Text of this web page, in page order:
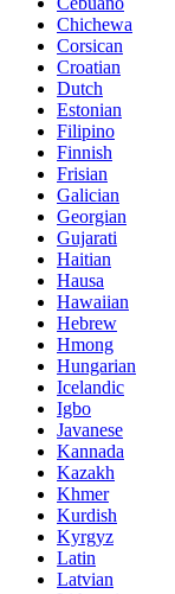
Chichewa
Corsican
Croatian
Dutch
Estonian
Filipino
Finnish
Frisian
Galician
Georgian
Gujarati
Haitian
Hausa
Hawaiian
Hebrew
Hmong
Hungarian
Icelandic
Igbo
Javanese
Kannada
Kazakh
Khmer
Kurdish
Kyrgyz
Latin
Latvian